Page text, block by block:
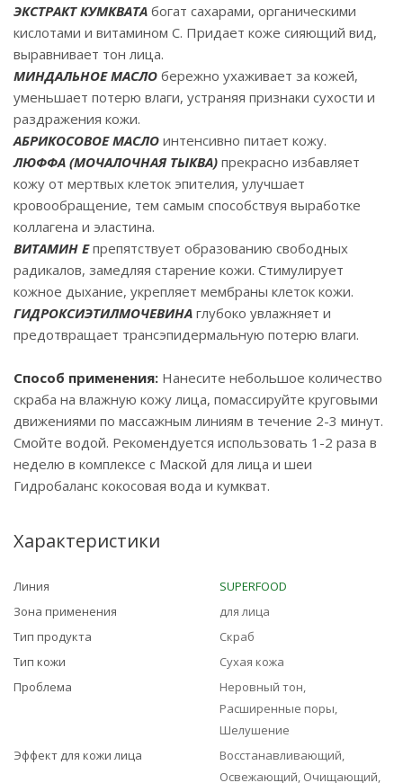
ЭКСТРАКТ КУМКВАТА богат сахарами, органическими
кислотами и витамином С. Придает коже сияющий вид,
выравнивает тон лица.
МИНДАЛЬНОЕ МАСЛО бережно ухаживает за кожей,
уменьшает потерю влаги, устраняя признаки сухости и
раздражения кожи.
АБРИКОСОВОЕ МАСЛО интенсивно питает кожу.
ЛЮФФА (МОЧАЛОЧНАЯ ТЫКВА) прекрасно избавляет
кожу от мертвых клеток эпителия, улучшает
кровообращение, тем самым способствуя выработке
коллагена и эластина.
ВИТАМИН Епрепятствует образованию свободных
радикалов, замедляя старение кожи. Стимулирует
кожное дыхание, укрепляет мембраны клеток кожи.
ГИДРОКСИЭТИЛМОЧЕВИНА глубоко увлажняет и
предотвращает трансэпидермальную потерю влаги.
Способ применения: Нанесите небольшое количество
скраба на влажную кожу лица, помассируйте круговыми
движениями по массажным линиям в течение 2-3 минут.
Смойте водой. Рекомендуется использовать 1-2 раза в
неделю в комплексе с Маской для лица и шеи
Гидробаланс кокосовая вода и кумкват.
Характеристики
Линия
SUPERFOOD
Зона применения
для лица
Тип продукта
Скраб
Тип кожи
Сухая кожа
Проблема
Неровный тон,
Расширенные поры,
Шелушение
Эффект для кожи лица
Восстанавливающий,
Освежающий, Очищающий,